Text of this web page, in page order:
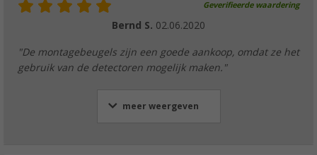
Geverifieerde waardering
Bernd S. 02.06.2020
"De montagebeugels zijn een goede aankoop, omdat ze het
gebruik van de detectoren mogelijk maken."
meer weergeven